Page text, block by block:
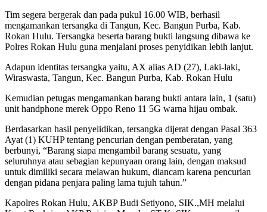
Tim segera bergerak dan pada pukul 16.00 WIB, berhasil
mengamankan tersangka di Tangun, Kec. Bangun Purba, Kab.
Rokan Hulu. Tersangka beserta barang bukti langsung dibawa ke
Polres Rokan Hulu guna menjalani proses penyidikan lebih lanjut.
Adapun identitas tersangka yaitu, AX alias AD (27), Laki-laki,
Wiraswasta, Tangun, Kec. Bangun Purba, Kab. Rokan Hulu
Kemudian petugas mengamankan barang bukti antara lain, 1 (satu)
unit handphone merek Oppo Reno 11 5G warna hijau ombak.
Berdasarkan hasil penyelidikan, tersangka dijerat dengan Pasal 363
Ayat (1) KUHP tentang pencurian dengan pemberatan, yang
berbunyi, “Barang siapa mengambil barang sesuatu, yang
seluruhnya atau sebagian kepunyaan orang lain, dengan maksud
untuk dimiliki secara melawan hukum, diancam karena pencurian
dengan pidana penjara paling lama tujuh tahun.”
Kapolres Rokan Hulu, AKBP Budi Setiyono, SIK.,MH melalui